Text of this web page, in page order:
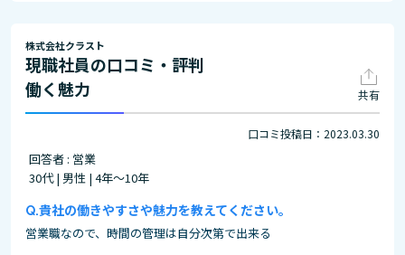
株式会社クラスト
現職社員の口コミ・評判
働く魅力
共有
口コミ投稿日：2023.03.30
回答者 : 営業
30代 | 男性 | 4年～10年
貴社の働きやすさや魅力を教えてください。
営業職なので、時間の管理は自分次第で出来る